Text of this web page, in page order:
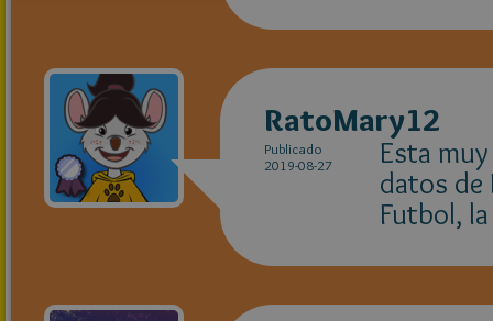
RatoMary12
Publicado
2019-08-27
Esta
datos de
Futbol,